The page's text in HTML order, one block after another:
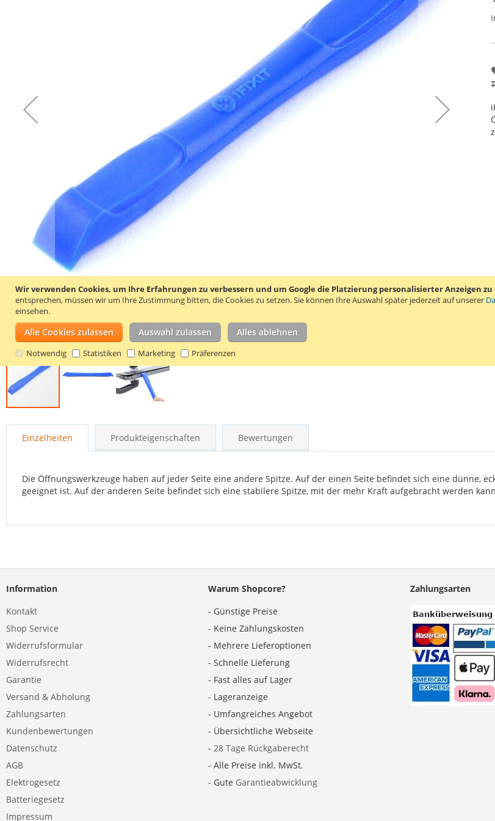
Wir verwenden Cookies, um Ihre Erfahrungen zu verbessern und um Google die Platzierung personalisierter Anzeigen
entsprechen, müssen wir um Ihre Zustimmung bitten, die Cookies zu setzen.Sie können Ihre Auswahl später jederzeit auf unserer
einsehen.
Alle Cookies zulassen Auswahl zulassen Alles ablehnen
Notwendig Statistiken Marketing Präferenzen
Anfang
Einzelheiten Produkteigenschaften Bewertungen
Die Öffnungswerkzeuge haben auf jeder Seite eine andere Spitze. Auf der einen Seite befindet sich eine dünne,
geeignet ist. Auf der anderen Seite befindet sich eine stabilere Spitze, mit der mehr Kraft aufgebracht werden
Information
Kontakt
Shop Service
Widerrufsformular
Widerrufsrecht
Garantie
Versand & Abholung
Zahlungsarten
Kundenbewertungen
Datenschutz
AGB
Elektrogesetz
Batteriegesetz
Impressum
Warum Shopcore?
- Günstige Preise
- Keine Zahlungskosten
- Mehrere Lieferoptionen
- Schnelle Lieferung
- Fast alles auf Lager
- Lageranzeige
- Umfangreiches Angebot
- Übersichtliche Webseite
- 28 Tage Rückgaberecht
- Alle Preise inkl. MwSt.
- Gute Garantieabwicklung
Zahlungsarten